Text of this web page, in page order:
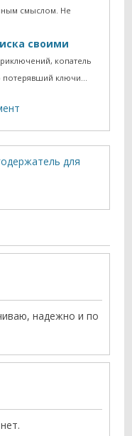
смыслом. Не
своими
копатель
потерявший ключи…
для
надежно и по